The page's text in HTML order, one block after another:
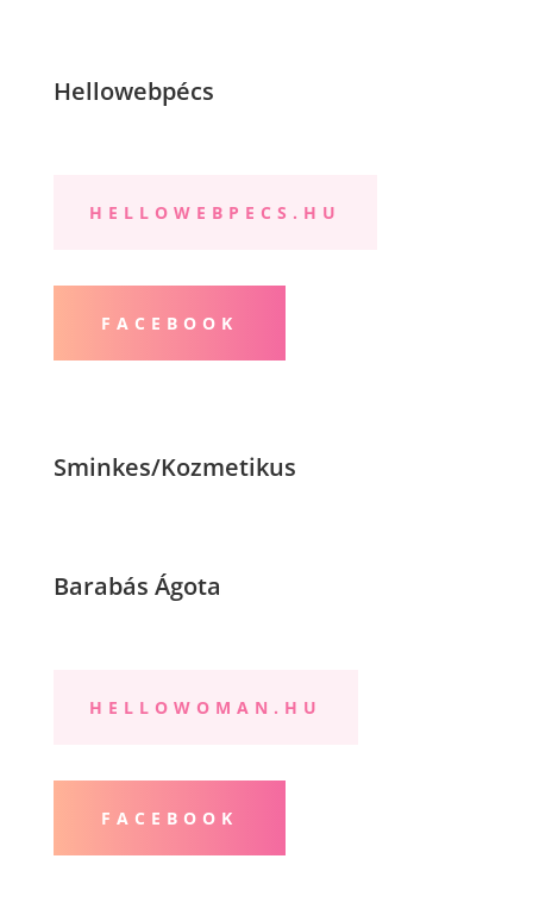
Hellowebpécs
HELLOWEBPECS.HU
FACEBOOK
Sminkes/Kozmetikus
Barabás Ágota
HELLOWOMAN.HU
FACEBOOK